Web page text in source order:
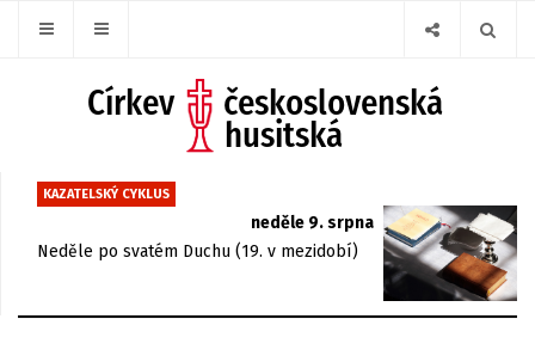
KAZATELSKÝ CYKLUS
neděle 9. srpna
Neděle po svatém Duchu (19. v mezidobí)